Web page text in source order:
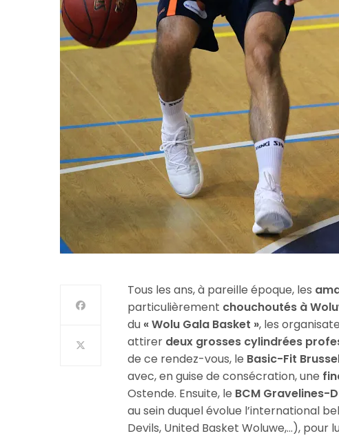
Tous les ans, à pareille époque, les
particulièrement chouchoutés à
du « Wolu Gala Basket », les
attirer deux grosses cylindrées
de ce rendez-vous, le Basic-Fit
avec, en guise de consécration, une
Ostende. Ensuite, le BCM Gravelines-
au sein duquel évolue l’international
Devils, United Basket Woluwe,…), pour